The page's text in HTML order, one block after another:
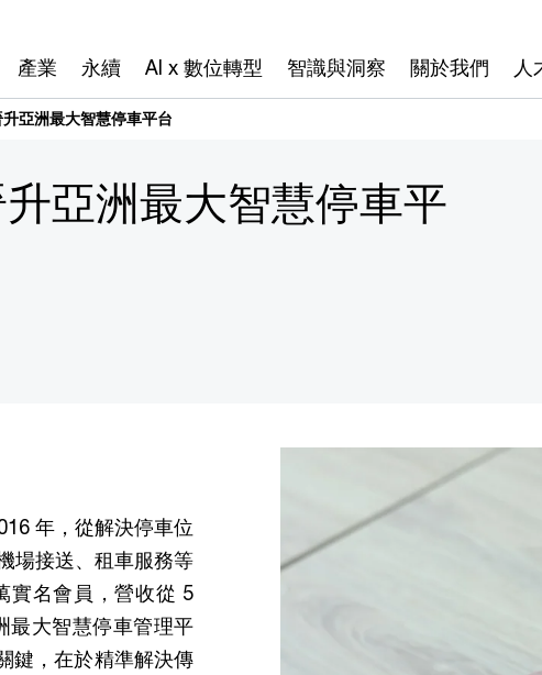
產業 永續 AI x 數位轉型 智識與洞察 關於我們 人
亞洲最大智慧停車平台
亞洲最大智慧停車平
年，從解決停車位
場接送、租車服務等
實名會員，營收從 5
最大智慧停車管理平
鍵，在於精準解決傳